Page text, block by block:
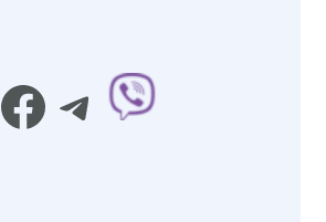
Facebook Telegram